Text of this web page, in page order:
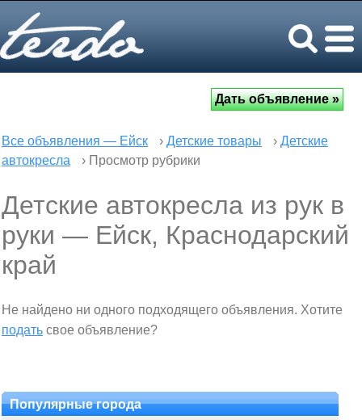
Все объявления — Ейск › Детские товары › Детские
автокресла
› Просмотр рубрики
Детские автокресла из рук в
руки — Ейск, Краснодарский
край
Не найдено ни одного подходящего объявления. Хотите
подать свое объявление?
Популярные города